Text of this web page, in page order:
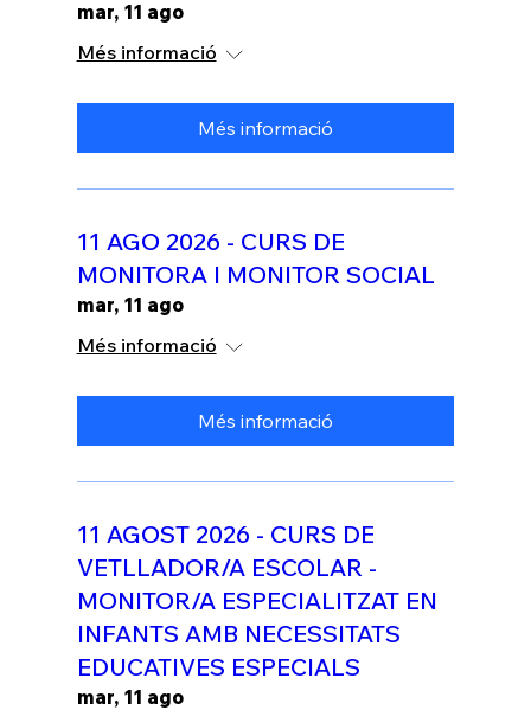
mar, 11 ago
Més informació
Més informació
11 AGO 2026 - CURS DE
MONITORA I MONITOR SOCIAL
mar, 11 ago
Més informació
Més informació
11 AGOST 2026 - CURS DE
VETLLADOR/A ESCOLAR -
MONITOR/A ESPECIALITZAT EN
INFANTS AMB NECESSITATS
EDUCATIVES ESPECIALS
mar, 11 ago